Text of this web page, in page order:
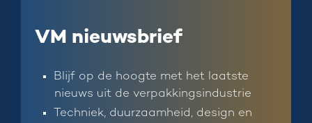
VM nieuwsbrief
Blijf op de hoogte met het laatste
nieuws uit de verpakkingsindustrie
Techniek, duurzaamheid, design en